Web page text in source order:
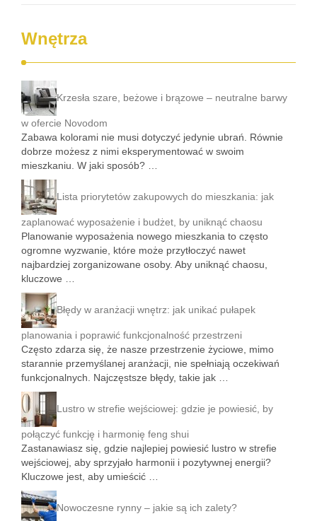
Wnętrza
Krzesła szare, beżowe i brązowe – neutralne barwy
w ofercie Novodom
Zabawa kolorami nie musi dotyczyć jedynie ubrań. Równie
dobrze możesz z nimi eksperymentować w swoim
mieszkaniu. W jaki sposób? …
Lista priorytetów zakupowych do mieszkania: jak
zaplanować wyposażenie i budżet, by uniknąć chaosu
Planowanie wyposażenia nowego mieszkania to często
ogromne wyzwanie, które może przytłoczyć nawet
najbardziej zorganizowane osoby. Aby uniknąć chaosu,
kluczowe …
Błędy w aranżacji wnętrz: jak unikać pułapek
planowania i poprawić funkcjonalność przestrzeni
Często zdarza się, że nasze przestrzenie życiowe, mimo
starannie przemyślanej aranżacji, nie spełniają oczekiwań
funkcjonalnych. Najczęstsze błędy, takie jak …
Lustro w strefie wejściowej: gdzie je powiesić, by
połączyć funkcję i harmonię feng shui
Zastanawiasz się, gdzie najlepiej powiesić lustro w strefie
wejściowej, aby sprzyjało harmonii i pozytywnej energii?
Kluczowe jest, aby umieścić …
Nowoczesne rynny – jakie są ich zalety?